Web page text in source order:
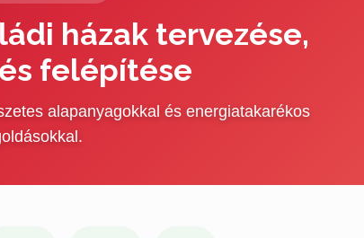
házak tervezése,
felépítése
alapanyagokkal és energiatakarékos